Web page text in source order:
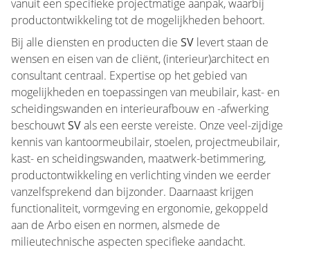
vanuit een specifieke projectmatige aanpak, waarbij
productontwikkeling tot de mogelijkheden behoort.
Bij alle diensten en producten die SV levert staan de
wensen en eisen van de cliënt, (interieur)architect en
consultant centraal. Expertise op het gebied van
mogelijkheden en toepassingen van meubilair, kast- en
scheidingswanden en interieurafbouw en -afwerking
beschouwtSVals een eerste vereiste. Onze veel-zijdige
kennis van kantoormeubilair, stoelen, projectmeubilair,
kast- en scheidingswanden, maatwerk-betimmering,
productontwikkeling en verlichting vinden we eerder
vanzelfsprekend dan bijzonder. Daarnaast krijgen
functionaliteit, vormgeving en ergonomie, gekoppeld
aan de Arbo eisen en normen, alsmede de
milieutechnische aspecten specifieke aandacht.